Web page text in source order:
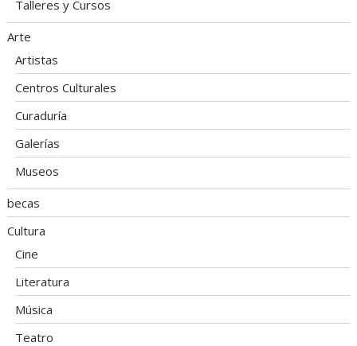
Talleres y Cursos
Arte
Artistas
Centros Culturales
Curaduría
Galerías
Museos
becas
Cultura
Cine
Literatura
Música
Teatro